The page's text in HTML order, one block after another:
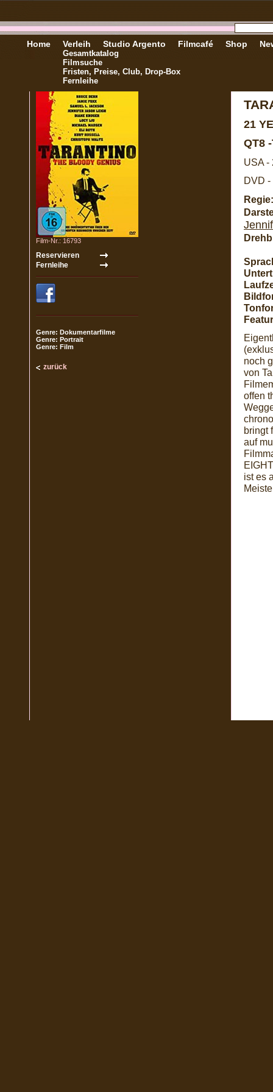
Home Verleih
Gesamtkatalog
Filmsuche
Fristen, Preise, Club, Drop-Box
Fernleihe
Studio Argento Filmcafé Shop
Film-Nr.: 16793
Genre: Dokumentarfilme
Genre: Portrait
Genre: Film
zurück
21
QT8
USA -
DVD -
Regie:
noch
von
offen
bringt
auf
ist es